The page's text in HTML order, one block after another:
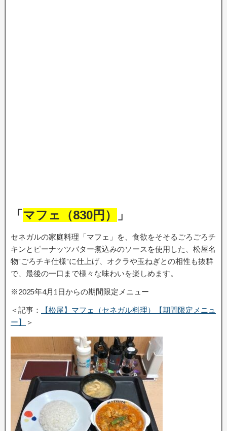
「 マフェ（830円） 」
セネガルの家庭料理「マフェ」を、食欲をそそるごろごろチ
キンとピーナッツバター煮込みのソースを使用した、松屋名
物”ごろチキ仕様”に仕上げ、オクラや玉ねぎとの相性も抜群
で、最後の一口まで様々な味わいを楽しめます。
※2025年4月1日からの期間限定メニュー
＜記事：
【松屋】マフェ（セネガル料理）【期間限定メニュ
ー】
＞